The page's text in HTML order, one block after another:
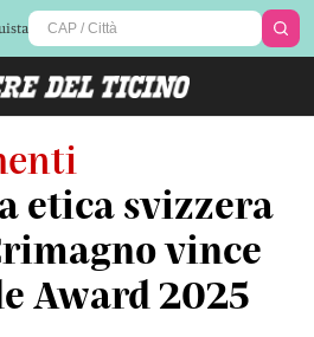
etica svizzera
vince
Award 2025